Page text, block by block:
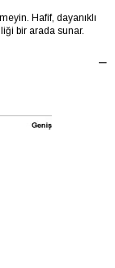
Hafif, dayanıklı
bir arada sunar.